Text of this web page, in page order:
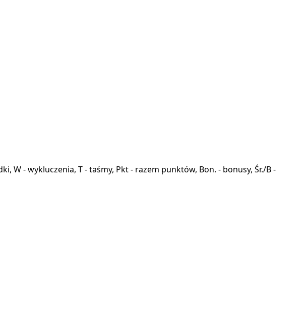
W - wykluczenia, T - taśmy, Pkt - razem punktów, Bon. - bonusy, Śr./B -